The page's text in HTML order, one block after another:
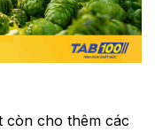
còn cho thêm các